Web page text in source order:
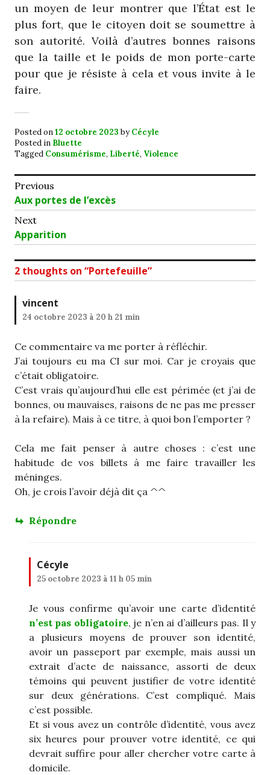
un moyen de leur montrer que l’État est le
plus fort, que le citoyen doit se soumettre à
son autorité. Voilà d’autres bonnes raisons
que la taille et le poids de mon porte-carte
pour que je résiste à cela et vous invite à le
faire.
Posted on12 octobre 2023 byCécyle
Posted in Bluette
Tagged Consumérisme, Liberté, Violence
Navigation
de
l’article
Previous
Previous
post:
Aux portes de l’excès
Next
Next
post:
Apparition
2 thoughts on “Portefeuille”
vincent
24 octobre 2023 à 20 h 21 min
Ce commentaire va me porter à réfléchir.
J’ai toujours eu ma CI sur moi. Car je croyais que
c’était obligatoire.
C’est vrais qu’aujourd’hui elle est périmée (et j’ai de
bonnes, ou mauvaises, raisons de ne pas me presser
à la refaire). Mais à ce titre, à quoi bon l’emporter ?
Cela me fait penser à autre choses : c’est une
habitude de vos billets à me faire travailler les
méninges.
Oh, je crois l’avoir déjà dit ça ^^
Répondre
Cécyle
25 octobre 2023 à 11 h 05 min
Je vous confirme qu’avoir une carte d’identité
n’est pas obligatoire, je n’en ai d’ailleurs pas. Il y
a plusieurs moyens de prouver son identité,
avoir un passeport par exemple, mais aussi un
extrait d’acte de naissance, assorti de deux
témoins qui peuvent justifier de votre identité
sur deux générations. C’est compliqué. Mais
c’est possible.
Et si vous avez un contrôle d’identité, vous avez
six heures pour prouver votre identité, ce qui
devrait suffire pour aller chercher votre carte à
domicile.